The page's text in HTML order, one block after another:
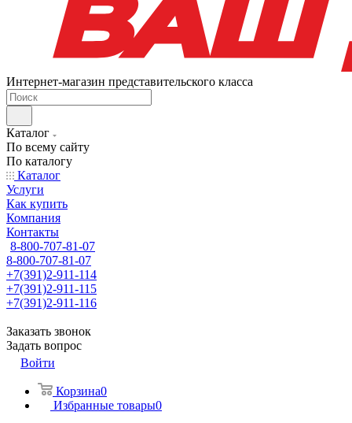
Интернет-магазин представительского класса
Каталог
По всему сайту
По каталогу
Каталог
Услуги
Как купить
Компания
Контакты
8-800-707-81-07
8-800-707-81-07
+7(391)2-911-114
+7(391)2-911-115
+7(391)2-911-116
Заказать звонок
Задать вопрос
Войти
Корзина0
Избранные товары0